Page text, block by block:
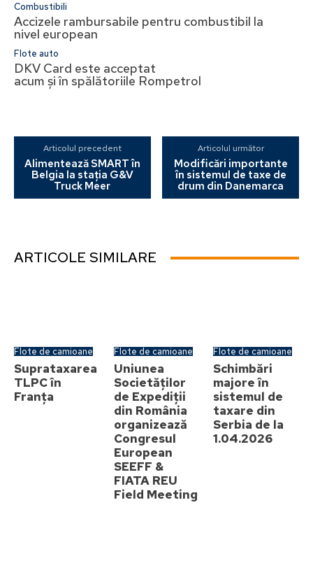
Combustibili
Accizele rambursabile pentru combustibil la
nivel european
Flote auto
DKV Card este acceptat
acum și în spălătoriile Rompetrol
Articolul precedent
Alimentează SMART în
Belgia la stația G&V
Truck Meer
Articolul următor
Modificări importante
în sistemul de taxe de
drum din Danemarca
ARTICOLE SIMILARE
Flote de camioane
Suprataxarea
TLPC în
Franța
Flote de camioane
Uniunea
Societăților
de Expediții
din România
organizează
Congresul
European
SEEFF &
FIATA REU
Field Meeting
Flote de camioane
Schimbări
majore în
sistemul de
taxare din
Serbia de la
1.04.2026